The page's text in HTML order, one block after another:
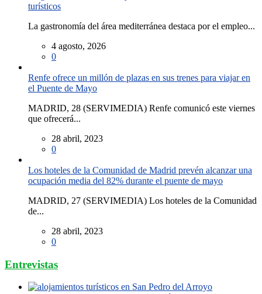
turísticos
La gastronomía del área mediterránea destaca por el empleo...
4 agosto, 2026
0
Renfe ofrece un millón de plazas en sus trenes para viajar en
el Puente de Mayo
MADRID, 28 (SERVIMEDIA) Renfe comunicó este viernes
que ofrecerá...
28 abril, 2023
0
Los hoteles de la Comunidad de Madrid prevén alcanzar una
ocupación media del 82% durante el puente de mayo
MADRID, 27 (SERVIMEDIA) Los hoteles de la Comunidad
de...
28 abril, 2023
0
Entrevistas